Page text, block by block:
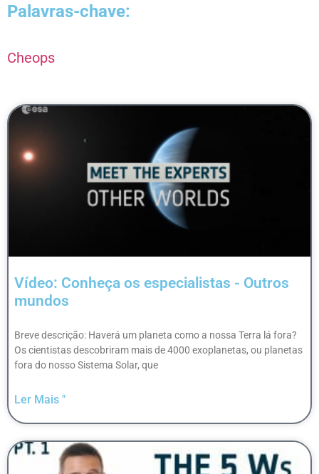
Palavras-chave:
Cheops
Vídeo: Conheça os especialistas - Outros
mundos
Breve descrição: Haverá um planeta como a nossa Terra lá fora?
Os cientistas descobriram mais de 4000 exoplanetas, ou planetas
fora do nosso Sistema Solar, que
Ler Mais "